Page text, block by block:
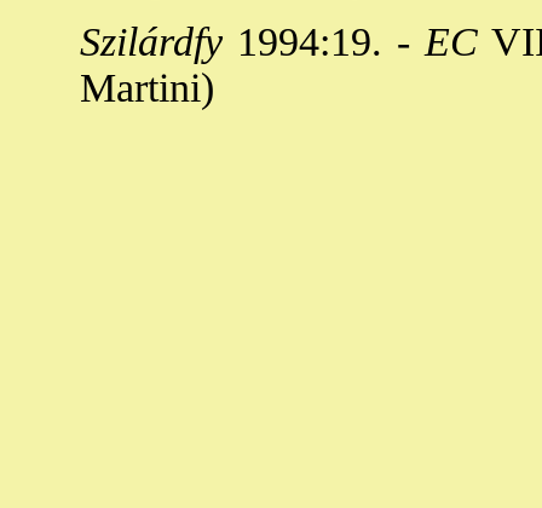
Szilárdfy 1994:19. - EC
Martini)